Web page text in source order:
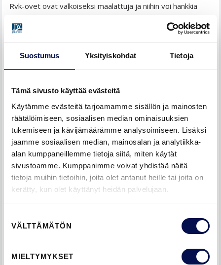
Suostumus Yksityiskohdat Tietoja
Tämä sivusto käyttää evästeitä
Käytämme evästeitä tarjoamamme sisällön ja mainosten
räätälöimiseen, sosiaalisen median ominaisuuksien
tukemiseen ja kävijämäärämme analysoimiseen. Lisäksi
jaamme sosiaalisen median, mainosalan ja analytiikka-
alan kumppaneillemme tietoja siitä, miten käytät
sivustoamme. Kumppanimme voivat yhdistää näitä
tietoja muihin tietoihin, joita olet antanut heille tai joita on
kerätty, kun olet käyttänyt heidän palvelujaan.
valinta
VÄLTTÄMÄTÖN
MIELTYMYKSET
Rvk-ovet ovat valkoiseksi maalattuja ja niihin voi hankkia
kuivaksi suihkussa käynnin jälkeen, jotta kosteus ei pääse
oven rakenteisiin. Roiskevedenkestävän oven ja suihkun
välillä tulee olla matkaa vähintään 1,5 metriä. Jos suihku on
lähempänä kylpyhuoneenovea, valitse lasiovi.
MITEN KYLPYHUONEENOVISTA NÄKYY
LÄPI?
Roiskevedenkestävät ovet ovat hyvä valinta, jos
kylpyhuoneenovi halutaan läpinäkymättömänä.
Läpinäkymättömyys voi olla tärkeä kriteeri, jos kylpyhuone
sijaitsee esimerkiksi eteisessä tai muussa tilassa, joka ei
ole katseilta suojaisa.
Linja+ ja Lumi+. Muut lasiovet läpikuultavia ja/tai osittain
läpinäkyviä. Läpikuultavista ovista ei näy läpi, mutta erottaa
hahmon. Niistä kohdista, joissa ei ole painatusta, näkee
selvästi läpi.